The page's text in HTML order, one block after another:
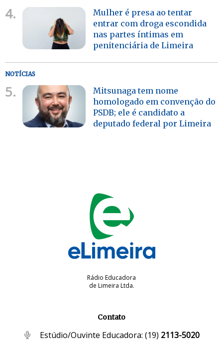
4.
Mulher é presa ao tentar
entrar com droga escondida
nas partes íntimas em
penitenciária de Limeira
NOTÍCIAS
5.
Mitsunaga tem nome
homologado em convenção do
PSDB; ele é candidato a
deputado federal por Limeira
Rádio Educadora
de Limeira Ltda.
Contato
Estúdio/Ouvinte Educadora: (19) 2113-5020